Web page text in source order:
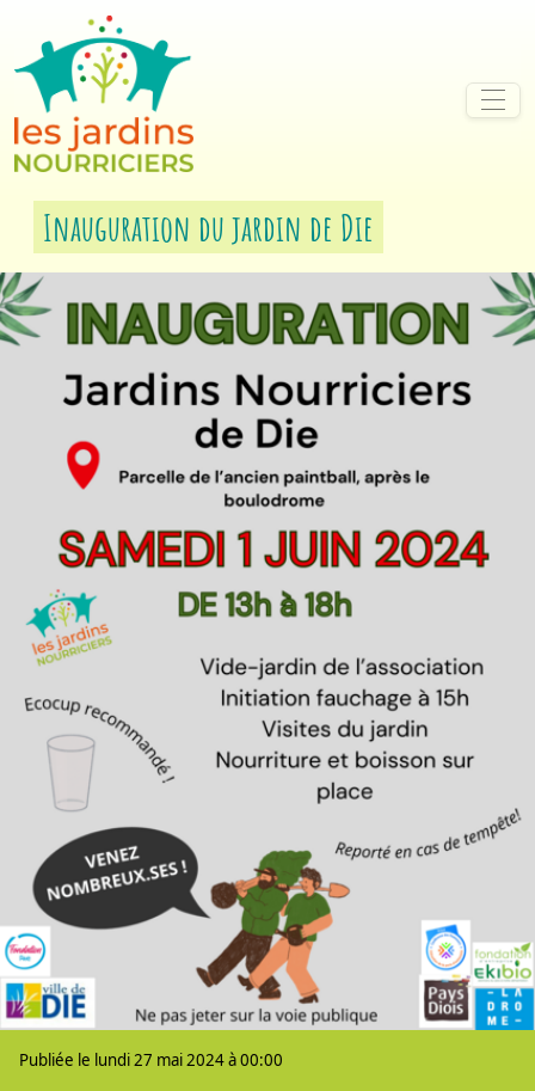
Aller au contenu
Aller à la navigation
Inauguration du jardin de Die
Publiée le lundi 27 mai 2024 à 00:00